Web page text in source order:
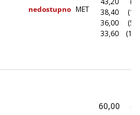
nedostupno MET
38,40
36,00
33,60
60,00